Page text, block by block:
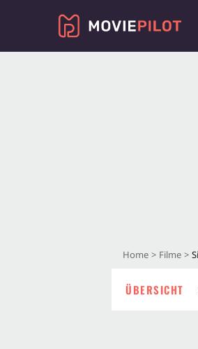
Home Filme
ÜBERSICHT